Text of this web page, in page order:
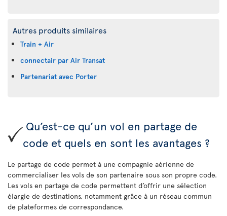
Autres produits similaires
Train + Air
connectair par Air Transat
Partenariat avec Porter
Qu’est-ce qu’un vol en partage de
code et quels en sont les avantages ?
Le partage de code permet à une compagnie aérienne de
commercialiser les vols de son partenaire sous son propre code.
Les vols en partage de code permettent d’offrir une sélection
élargie de destinations, notamment grâce à un réseau commun
de plateformes de correspondance.